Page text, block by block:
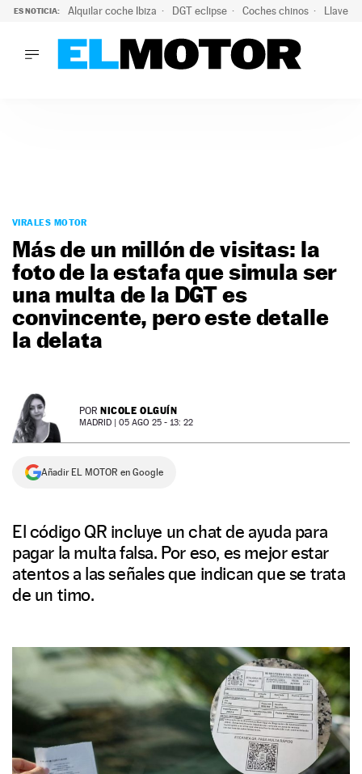
ES NOTICIA: Alquilar coche Ibiza DGT eclipse Coches chinos Llaves
PODCAST
MOTOS
TECNOLOGÍA
PREMIOS
SERVICIOS
SÍGUENOS
VIRALES MOTOR
Más de un millón de visitas: la
foto de la estafa que simula ser
una multa de la DGT es
convincente, pero este detalle
la delata
POR NICOLE OLGUÍN
MADRID | 05 AGO 25 - 13: 22
Añadir EL MOTOR en Google
El código QR incluye un chat de ayuda para
pagar la multa falsa. Por eso, es mejor estar
atentos a las señales que indican que se trata
de un timo.